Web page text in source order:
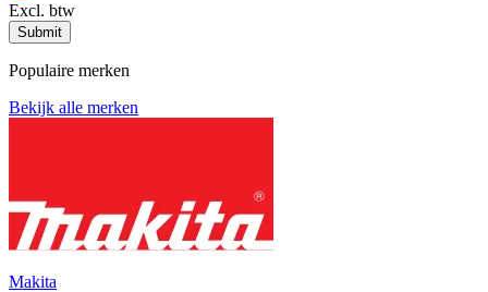
Excl. btw
Submit
Populaire merken
Bekijk alle merken
Makita